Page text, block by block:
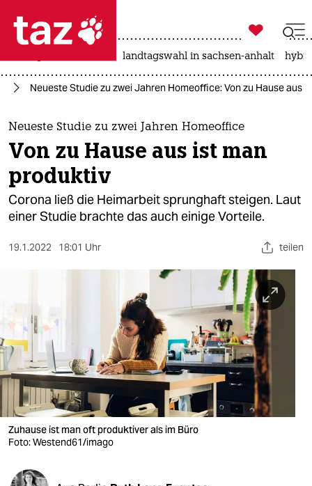
 taz zahl ich
taz zahl ich
themen
politik
öko
gesellschaft
kultur
berlin
nord
wahrheit
verlag
verlag

taz zahl ich
landtagswahl in sachsen-anhalt
Neueste Studie zu zwei Jahren Homeoffice: Von zu Hause aus
Neueste Studie zu zwei Jahren Homeoffice
Von zu Hause aus ist man
produktiv
Corona ließ die Heimarbeit sprunghaft steigen. Laut
einer Studie brachte das auch einige Vorteile.
19.1.2022 18:01 Uhr teilen
Zuhause ist man oft produktiver als im Büro
Foto: Westend61/imago